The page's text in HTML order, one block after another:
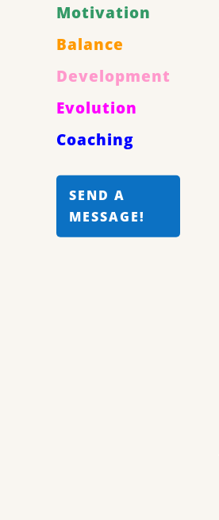
Motivation
Balance
Development
Evolution
Coaching
SEND A
MESSAGE!